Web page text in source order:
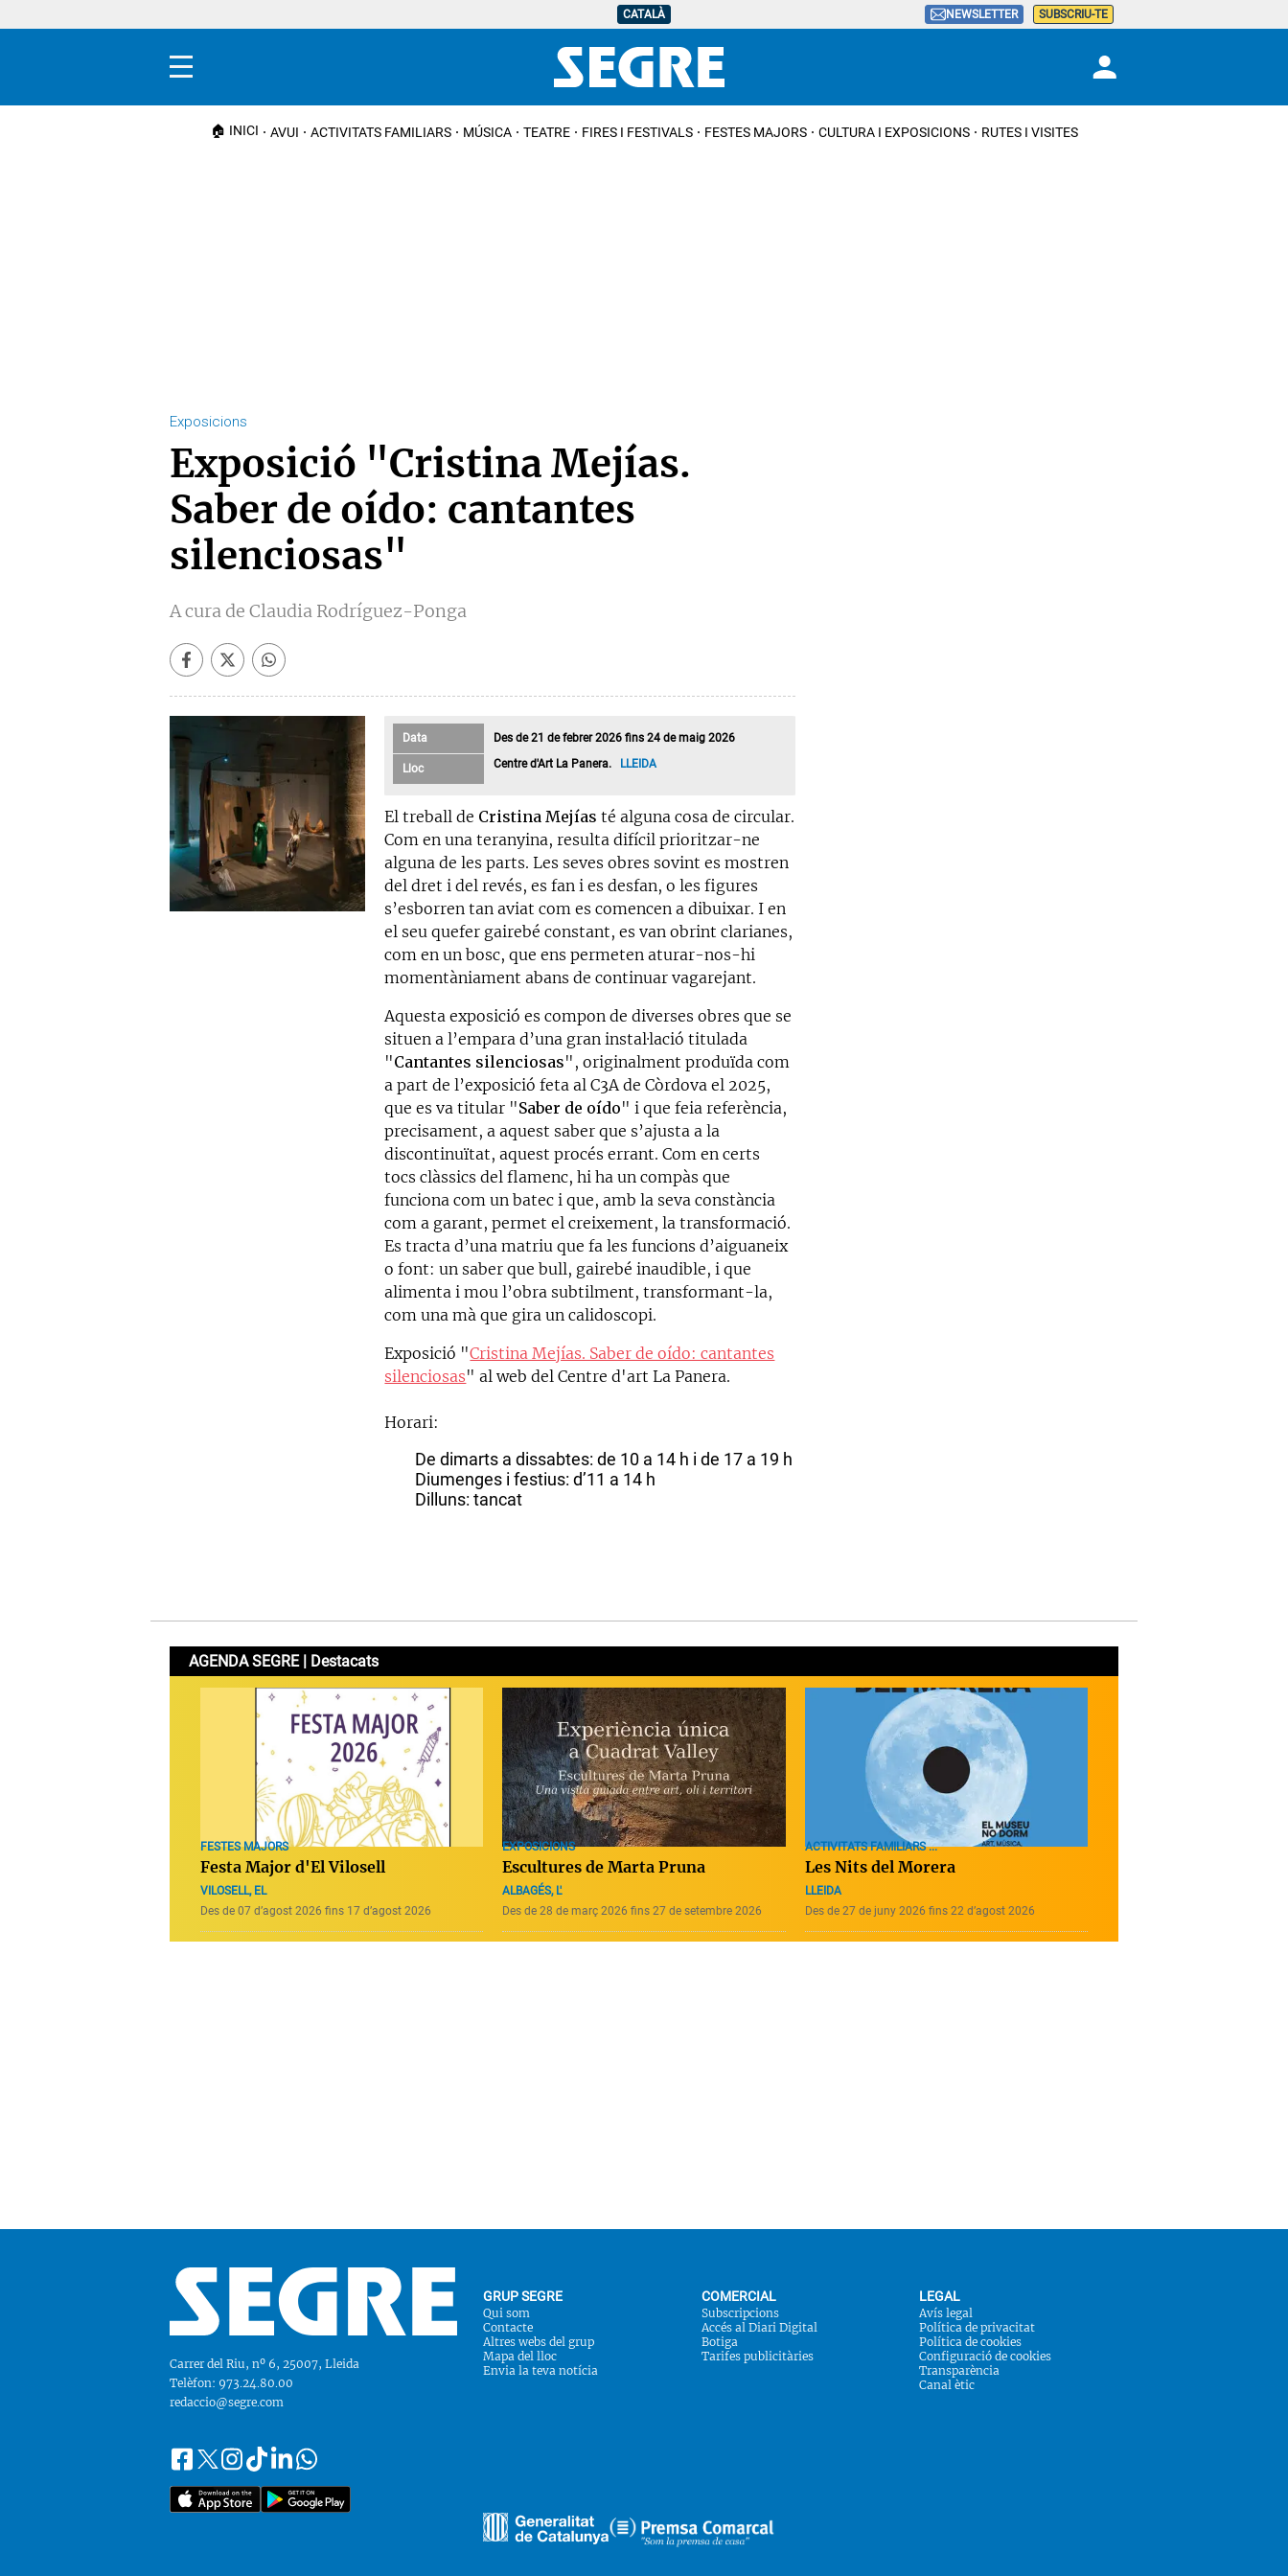
CATALÀ NEWSLETTER SUBSCRIU-TE
Menú
🏠 INICI AVUI ACTIVITATS FAMILIARS MÚSICA TEATRE FIRES I FESTIVALS FESTES MAJORS CULTURA I EXPOSICIONS RUTES I VISITES
Exposicions
Exposició "Cristina Mejías.
Saber de oído: cantantes
silenciosas"
A cura de Claudia Rodríguez-Ponga
Data Des de 21 de febrer 2026 fins 24 de maig 2026
Lloc Centre d'Art La Panera. LLEIDA
El treball de Cristina Mejías té alguna cosa de circular.
Com en una teranyina, resulta difícil prioritzar-ne
alguna de les parts. Les seves obres sovint es mostren
del dret i del revés, es fan i es desfan, o les figures
s’esborren tan aviat com es comencen a dibuixar. I en
el seu quefer gairebé constant, es van obrint clarianes,
com en un bosc, que ens permeten aturar-nos-hi
momentàniament abans de continuar vagarejant.
Aquesta exposició es compon de diverses obres que se
situen a l’empara d’una gran instal·lació titulada
"Cantantes silenciosas", originalment produïda com
a part de l’exposició feta al C3A de Còrdova el 2025,
que es va titular "Saber de oído" i que feia referència,
precisament, a aquest saber que s’ajusta a la
discontinuïtat, aquest procés errant. Com en certs
tocs clàssics del flamenc, hi ha un compàs que
funciona com un batec i que, amb la seva constància
com a garant, permet el creixement, la transformació.
Es tracta d’una matriu que fa les funcions d’aiguaneix
o font: un saber que bull, gairebé inaudible, i que
alimenta i mou l’obra subtilment, transformant-la,
com una mà que gira un calidoscopi.
Exposició "Cristina Mejías. Saber de oído: cantantes
silenciosas" al web del Centre d'art La Panera.
Horari:
De dimarts a dissabtes: de 10 a 14 h i de 17 a 19 h
Diumenges i festius: d’11 a 14 h
Dilluns: tancat
AGENDA SEGRE | Destacats
FESTES MAJORS
Festa Major d'El Vilosell
VILOSELL, EL
Des de 07 d’agost 2026 fins 17 d’agost 2026
EXPOSICIONS
Escultures de Marta Pruna
ALBAGÉS, L'
Des de 28 de març 2026 fins 27 de setembre 2026
ACTIVITATS FAMILIARS ...
Les Nits del Morera
LLEIDA
Des de 27 de juny 2026 fins 22 d’agost 2026
Carrer del Riu, nº 6, 25007, Lleida
Telèfon: 973.24.80.00
redaccio@segre.com
Segueix-
nos
a::
FacebookInstagram
TiktokLinkedin
Whatsapp
GRUP SEGRE
Qui som
Contacte
Altres webs del grup
Mapa del lloc
Envia la teva notícia
COMERCIAL
Subscripcions
Accés al Diari Digital
Botiga
Tarifes publicitàries
LEGAL
Avís legal
Política de privacitat
Política de cookies
Configuració de cookies
Transparència
Canal ètic